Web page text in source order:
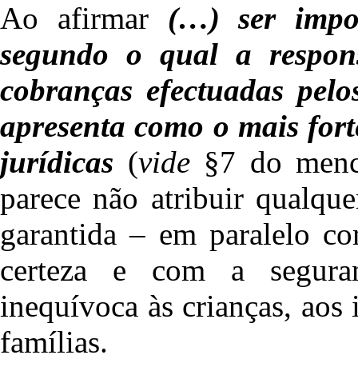
Ao afirmar (…) ser
segundo o qual a
cobranças efectuadas
apresenta como o mais
jurídicas (vide §7 do
parece não atribuir
garantida – em paralelo
certeza e com a
inequívoca às crianças,
famílias.